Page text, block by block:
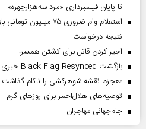
تا پایان فیلمبرداری «مرد سه‌هزارچهره»
استعلام وام ضروری ۷۵
نتیجه درخواست
اجیر کردن قاتل برای کشتن همسر!
بازگشت Black Flag Resynced خبری جذاب برای دوستداران بازی
معجزه، نقشه شوهرکشی را ناکام گذاشت
توصیه‌های هلال‌احمر برای روز‌های گرم
جام‌جهانی مهاجران